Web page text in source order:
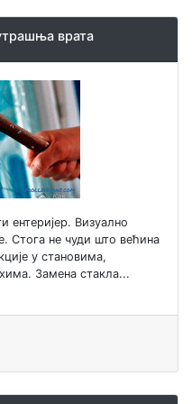
врата
ентеријер. Визуално
Стога не чуди што већина
у становима,
Замена стакла...